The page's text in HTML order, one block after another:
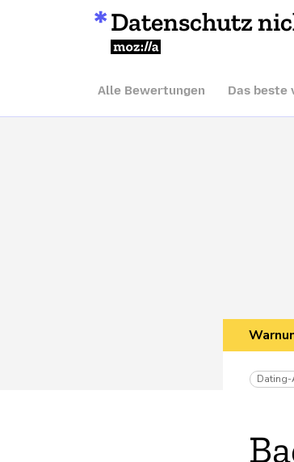
Datenschutz
Mozilla
Alle Bewertungen Das beste